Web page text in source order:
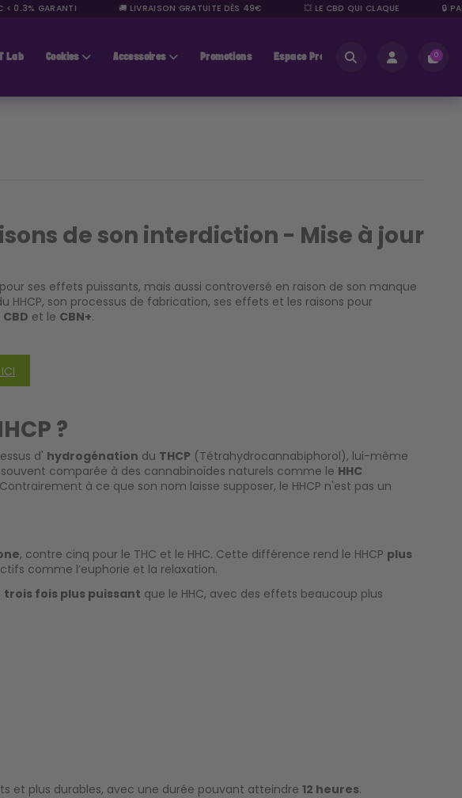
0.3% GARANTI 🚚 LIVRAISON GRATUITE DÈS 49€ 💥 LE CBD QUI CLAQUE 🔒
Lab Cookies Accessoires Promotions Espace Pros 0
de son interdiction - Mise à jour
ses effets puissants, mais aussi controversé en raison de son manque
HHCP, son processus de fabrication, ses effets et les raisons pour
CBD et le CBN+.
?
d' hydrogénation du THCP (Tétrahydrocannabiphorol), lui-même
comparée à des cannabinoïdes naturels comme le HHC
à ce que son nom laisse supposer, le HHCP n'est pas un
, contre cinq pour le THC et le HHC. Cette différence rend le HHCP plus
comme l’euphorie et la relaxation.
trois fois plus puissant que le HHC, avec des effets beaucoup plus
et plus durables, avec une durée pouvant atteindre 12 heures.